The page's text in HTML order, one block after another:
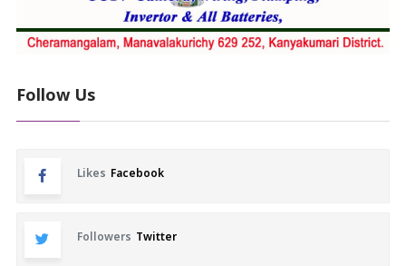
Follow Us
Likes Facebook
Followers Twitter